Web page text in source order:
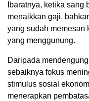
Ibaratnya, ketika sang
menaikkan gaji,
yang sudah memesan
yang menggunung.
Daripada
sebaiknya fokus
stimulus sosial
menerapkan